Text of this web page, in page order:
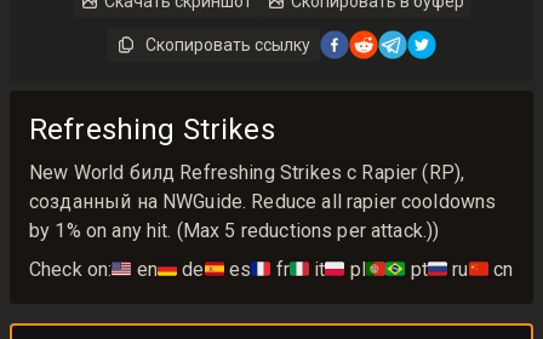
Скопировать ссылку
Refreshing Strikes
New World билд Refreshing Strikes с Rapier (RP),
созданный на NWGuide. Reduce all rapier cooldowns
by 1% on any hit. (Max 5 reductions per attack.))
Check on:🇺🇸 en🇩🇪 de🇪🇸 es🇫🇷 fr🇮🇹 it🇵🇱 pl🇵🇹🇧🇷 pt🇷🇺 ru🇨🇳 cn